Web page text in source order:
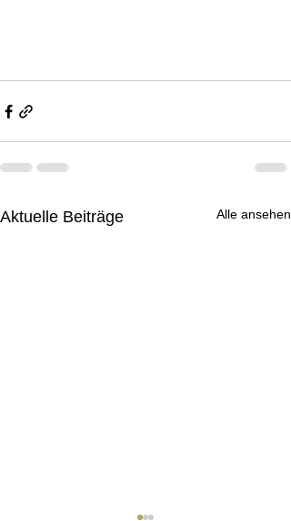
Aktuelle Beiträge Alle ansehen